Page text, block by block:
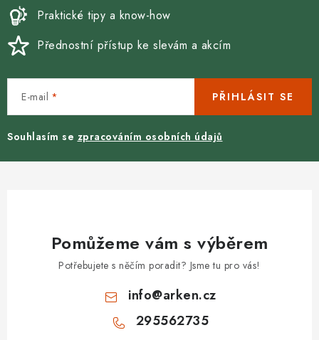
Praktické tipy a know-how
Přednostní přístup ke slevám a akcím
E-mail
Souhlasím se zpracováním osobních údajů
PŘIHLÁSIT SE
Pomůžeme vám s výběrem
Potřebujete s něčím poradit? Jsme tu pro vás!
info@arken.cz
295562735